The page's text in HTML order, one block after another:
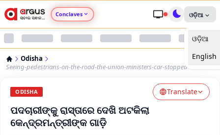
Conclaves
Argus Nari Shakti
Argus Health Connect
ଓଡ଼ିଆ
ଓଡ଼ିଆ
English
Odisha
Seeing-pedestrians-on-the-road-the-union-ministers-car-stopped
ODISHA Translate
ପଦଚାରୀଙ୍କୁ ରାସ୍ତାରେ ଦେଖି ଅଟକିଲା
କେନ୍ଦ୍ରମନ୍ତ୍ରୀଙ୍କ ଗାଡ଼ି